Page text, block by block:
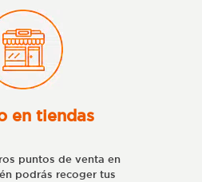
en tiendas
puntos de venta en
podrás recoger tus